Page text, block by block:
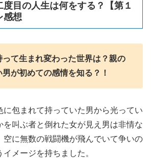
目の人生は何をする？【第１
感想
て生まれ変わった世界は？親の
が初めての感情を知る？！
に包まれて持っていた男から光ってい
を叫ぶ者と倒れた女が見え男は非情な
空に無数の戦闘機が飛んでいて争いの
メージを持ちました。